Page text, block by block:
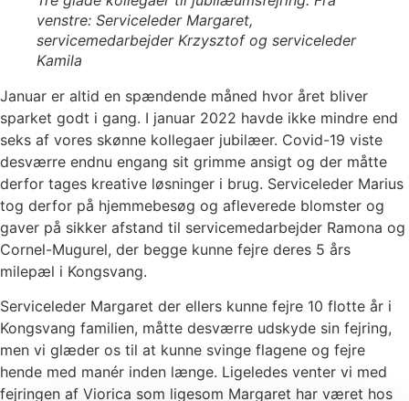
venstre: Serviceleder Margaret,
servicemedarbejder Krzysztof og serviceleder
Kamila
Januar er altid en spændende måned hvor året bliver
sparket godt i gang. I januar 2022 havde ikke mindre end
seks af vores skønne kollegaer jubilæer. Covid-19 viste
desværre endnu engang sit grimme ansigt og der måtte
derfor tages kreative løsninger i brug. Serviceleder Marius
tog derfor på hjemmebesøg og afleverede blomster og
gaver på sikker afstand til servicemedarbejder Ramona og
Cornel-Mugurel, der begge kunne fejre deres 5 års
milepæl i Kongsvang.
Serviceleder Margaret der ellers kunne fejre 10 flotte år i
Kongsvang familien, måtte desværre udskyde sin fejring,
men vi glæder os til at kunne svinge flagene og fejre
hende med manér inden længe. Ligeledes venter vi med
fejringen af Viorica som ligesom Margaret har været hos